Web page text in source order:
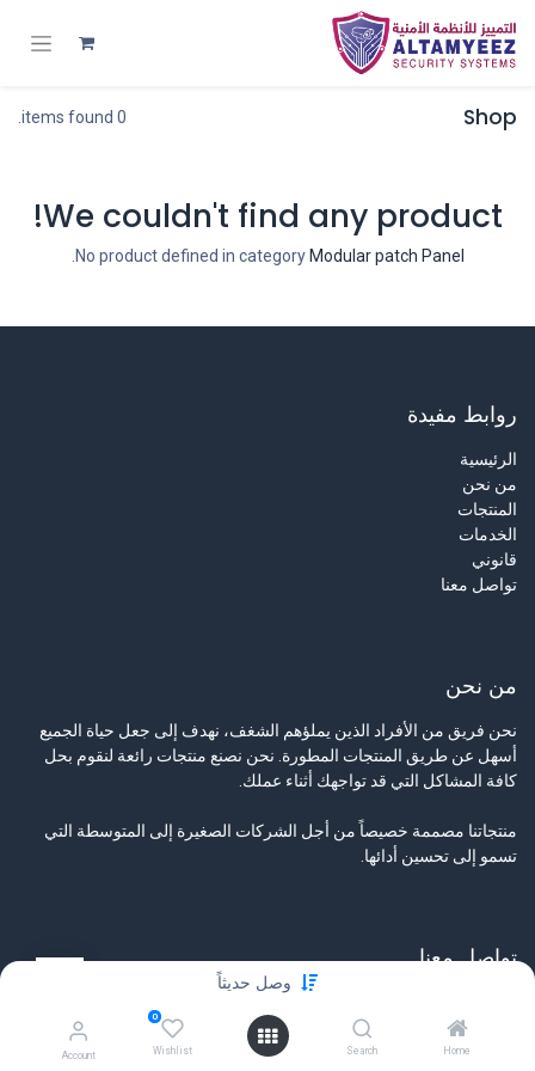
وصل حديثاً
Home
Search
0
Wishlist
Account
Shop
0 items found.
We couldn't find any product!
No product defined in category Modular patch Panel
روابط مفيدة
الرئيسية
من نحن
المنتجات
الخدمات
قانوني
تواصل معنا
من نحن
نحن فريق من الأفراد الذين يملؤهم الشغف، نهدف إلى جعل حياة الجميع
أسهل عن طريق المنتجات المطورة. نحن نصنع منتجات رائعة لنقوم بحل
كافة المشاكل التي قد تواجهك أثناء عملك.
منتجاتنا مصممة خصيصاً من أجل الشركات الصغيرة إلى المتوسطة التي
تسمو إلى تحسين أدائها.
تواصل معنا
info@tamyeezsecurity.com
+974 4488 4600